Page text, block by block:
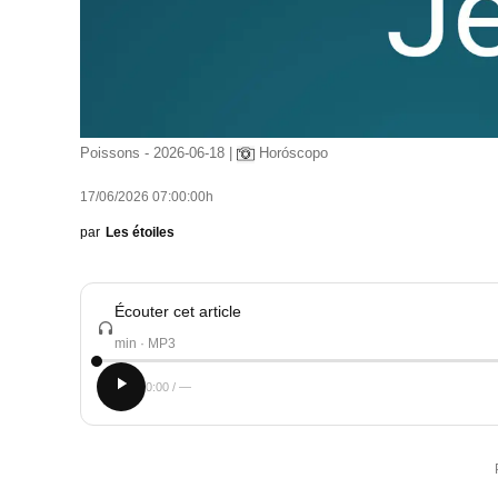
Poissons - 2026-06-18 | Horóscopo
17/06/2026 07:00:00h
par Les étoiles
Écouter cet article
min · MP3
0:00 / —